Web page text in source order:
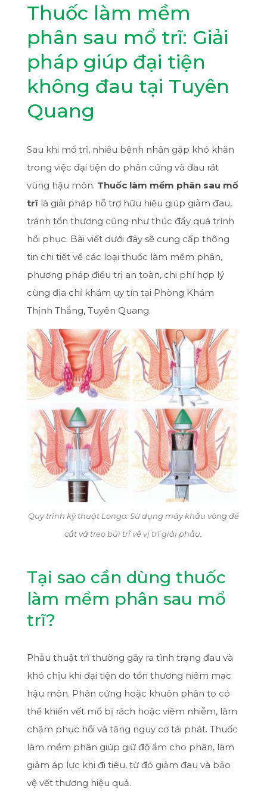
Thuốc làm mềm
phân sau mổ trĩ: Giải
pháp giúp đại tiện
không đau tại Tuyên
Quang
Sau khi mổ trĩ, nhiều bệnh nhân gặp khó khăn
trong việc đại tiện do phân cứng và đau rát
vùng hậu môn. Thuốc làm mềm phân sau mổ
trĩlà giải pháp hỗ trợ hữu hiệu giúp giảm đau,
tránh tổn thương cũng như thúc đẩy quá trình
hồi phục. Bài viết dưới đây sẽ cung cấp thông
tin chi tiết về các loại thuốc làm mềm phân,
phương pháp điều trị an toàn, chi phí hợp lý
cùng địa chỉ khám uy tín tại Phòng Khám
Thịnh Thắng, Tuyên Quang.
Quy trình kỹ thuật Longo: Sử dụng máy khâu vòng để
cắt và treo búi trĩ về vị trí giải phẫu.
Tại sao cần dùng thuốc
làm mềm phân sau mổ
trĩ?
Phẫu thuật trĩ thường gây ra tình trạng đau và
khó chịu khi đại tiện do tổn thương niêm mạc
hậu môn. Phân cứng hoặc khuôn phân to có
thể khiến vết mổ bị rách hoặc viêm nhiễm, làm
chậm phục hồi và tăng nguy cơ tái phát. Thuốc
làm mềm phân giúp giữ độ ẩm cho phân, làm
giảm áp lực khi đi tiêu, từ đó giảm đau và bảo
vệ vết thương hiệu quả.